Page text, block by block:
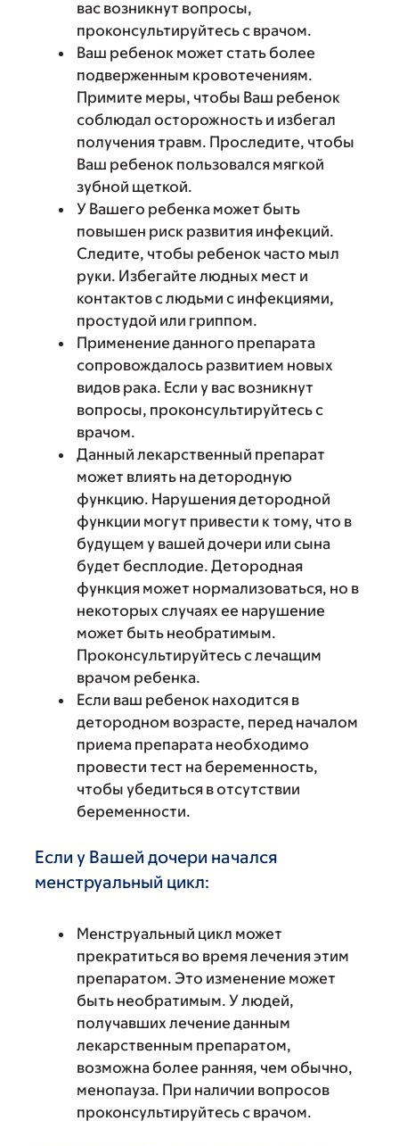
вас возникнут вопросы,
проконсультируйтесь с врачом.
Ваш ребенок может стать более
подверженным кровотечениям.
Примите меры, чтобы Ваш ребенок
соблюдал осторожность и избегал
получения травм. Проследите, чтобы
Ваш ребенок пользовался мягкой
зубной щеткой.
У Вашего ребенка может быть
повышен риск развития инфекций.
Следите, чтобы ребенок часто мыл
руки. Избегайте людных мест и
контактов с людьми с инфекциями,
простудой или гриппом.
Применение данного препарата
сопровождалось развитием новых
видов рака. Если у вас возникнут
вопросы, проконсультируйтесь с
врачом.
Данный лекарственный препарат
может влиять на детородную
функцию. Нарушения детородной
функции могут привести к тому, что в
будущем у вашей дочери или сына
будет бесплодие. Детородная
функция может нормализоваться, но в
некоторых случаях ее нарушение
может быть необратимым.
Проконсультируйтесь с лечащим
врачом ребенка.
Если ваш ребенок находится в
детородном возрасте, перед началом
приема препарата необходимо
провести тест на беременность,
чтобы убедиться в отсутствии
беременности.
Если у Вашей дочери начался
менструальный цикл:
Менструальный цикл может
прекратиться во время лечения этим
препаратом. Это изменение может
быть необратимым. У людей,
получавших лечение данным
лекарственным препаратом,
возможна более ранняя, чем обычно,
менопауза. При наличии вопросов
проконсультируйтесь с врачом.